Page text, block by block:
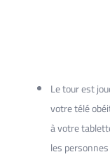
Le tour est
votre télé
à votre
les personnes